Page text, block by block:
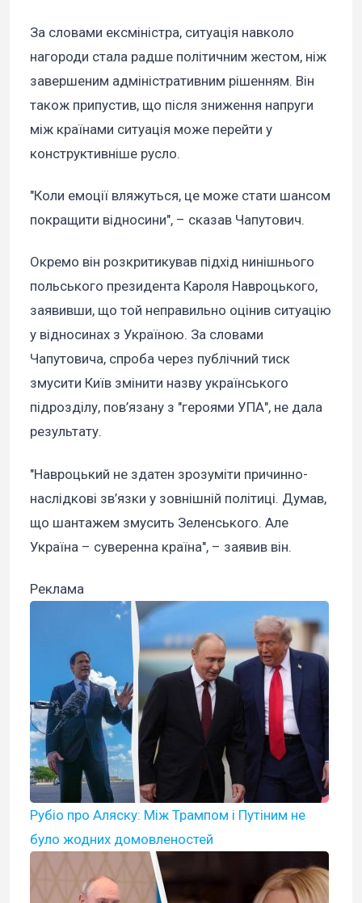
За словами ексміністра, ситуація навколо
нагороди стала радше політичним жестом, ніж
завершеним адміністративним рішенням. Він
також припустив, що після зниження напруги
між країнами ситуація може перейти у
конструктивніше русло.
"Коли емоції вляжуться, це може стати шансом
покращити відносини", – сказав Чапутович.
Окремо він розкритикував підхід нинішнього
польського президента Кароля Навроцького,
заявивши, що той неправильно оцінив ситуацію
у відносинах з Україною. За словами
Чапутовича, спроба через публічний тиск
змусити Київ змінити назву українського
підрозділу, пов’язану з "героями УПА", не дала
результату.
"Навроцький не здатен зрозуміти причинно-
наслідкові зв’язки у зовнішній політиці. Думав,
що шантажем змусить Зеленського. Але
Україна – суверенна країна", – заявив він.
Реклама
Рубіо про Аляску: Між Трампом і Путіним не
було жодних домовленостей